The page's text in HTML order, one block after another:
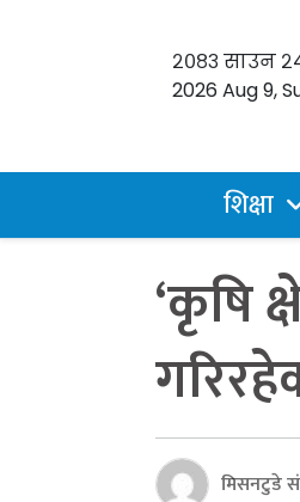
२०८३ साउन
2026 Aug 9,
शिक्षा
‘कृषि
मिसनटुडे